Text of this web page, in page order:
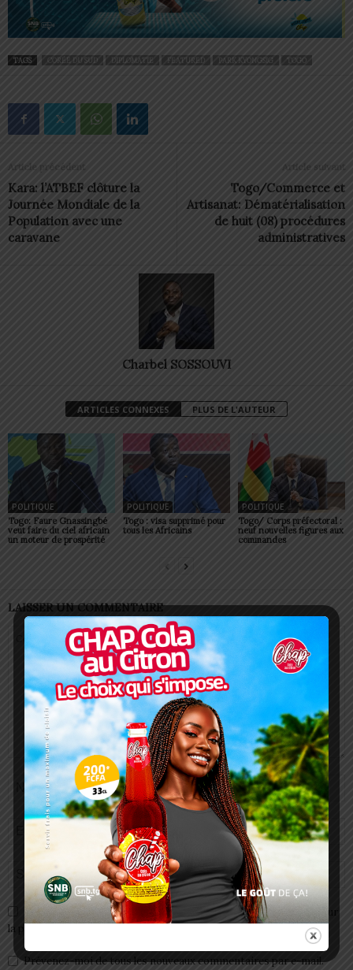
TAGS CORÉE DU SUD DIPLOMATIE FEATURED PARK KYONGSIG TOGO
Article précédent
Kara: l’ATBEF clôture la
Journée Mondiale de la
Population avec une
caravane
Article suivant
Togo/Commerce et
Artisanat: Dématérialisation
de huit (08) procédures
administratives
Charbel SOSSOUVI
ARTICLES CONNEXES PLUS DE L'AUTEUR
POLITIQUE
Togo: Faure Gnassingbé
veut faire du ciel africain
un moteur de prospérité
POLITIQUE
Togo : visa supprimé pour
tous les Africains
POLITIQUE
Togo/ Corps préfectoral :
neuf nouvelles figures aux
commandes
LAISSER UN COMMENTAIRE
Enregistrer mon nom, email et site web dans ce navigateur pour
la prochaine fois que je commenterai.
Prévenez-moi de tous les nouveaux commentaires par e-mail.